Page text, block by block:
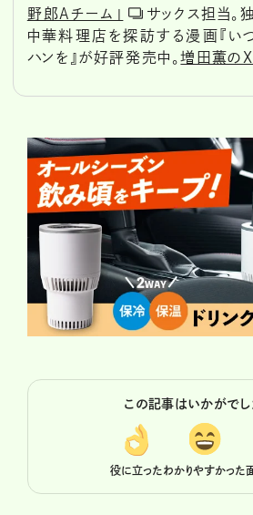
野郎Aチーム」
サックス担当
中華料理店を探訪する漫画『い
ハンを』が好評発売中。増田薫のX
この記事はいかがでし
役に立ったわかりやすかった